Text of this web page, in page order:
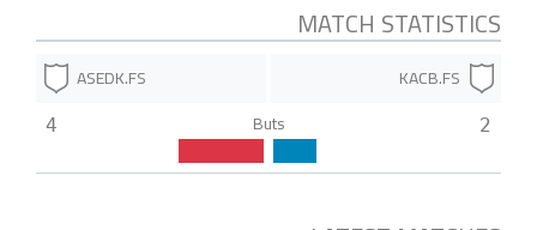
MATCH STATISTICS
KACB.FS
ASEDK.FS
2
Buts
4